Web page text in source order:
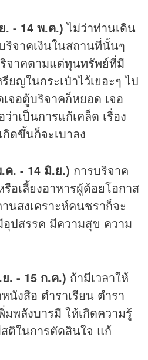
. - 14 พ.ค.)ไม่ว่าท่านเดิน
ริจาคเงินในสถานที่นั้นๆ
จาคตามแต่ทุนทรัพย์ที่มี
ยญในกระเป๋าไว้เยอะๆ ไป
จอตู้บริจาคก็หยอด เจอ
าเป็นการแก้เคล็ด เรื่อง
ดขึ้นก็จะเบาลง
ค. - 14 มิ.ย.) การบริจาค
อเลี้ยงอาหารผู้ด้อยโอกาส
นสงเคราะห์คนชราก็จะ
ปสรรค มีความสุข ความ
. - 15 ก.ค.) ถ้ามีเวลาให้
งสือ ตำราเรียน ตำรา
มพลังบารมี ให้เกิดความรู้
ติในการตัดสินใจ แก้